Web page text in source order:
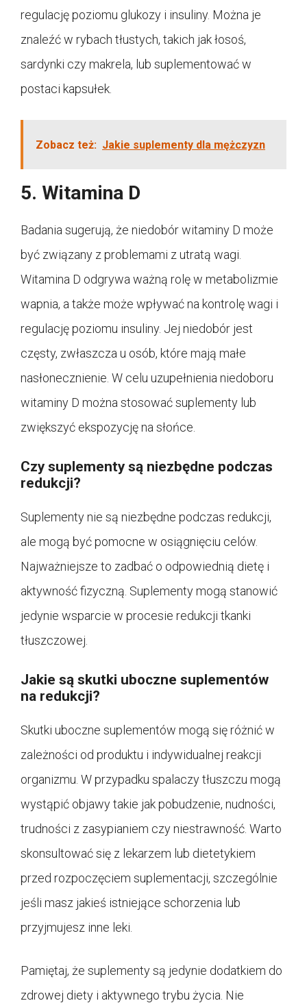
regulację poziomu glukozy i insuliny. Można je
znaleźć w rybach tłustych, takich jak łosoś,
sardynki czy makrela, lub suplementować w
postaci kapsułek.
Zobacz też: Jakie suplementy dla mężczyzn
5. Witamina D
Badania sugerują, że niedobór witaminy D może
być związany z problemami z utratą wagi.
Witamina D odgrywa ważną rolę w metabolizmie
wapnia, a także może wpływać na kontrolę wagi i
regulację poziomu insuliny. Jej niedobór jest
częsty, zwłaszcza u osób, które mają małe
nasłonecznienie. W celu uzupełnienia niedoboru
witaminy D można stosować suplementy lub
zwiększyć ekspozycję na słońce.
Czy suplementy są niezbędne podczas
redukcji?
Suplementy nie są niezbędne podczas redukcji,
ale mogą być pomocne w osiągnięciu celów.
Najważniejsze to zadbać o odpowiednią dietę i
aktywność fizyczną. Suplementy mogą stanowić
jedynie wsparcie w procesie redukcji tkanki
tłuszczowej.
Jakie są skutki uboczne suplementów
na redukcji?
Skutki uboczne suplementów mogą się różnić w
zależności od produktu i indywidualnej reakcji
organizmu. W przypadku spalaczy tłuszczu mogą
wystąpić objawy takie jak pobudzenie, nudności,
trudności z zasypianiem czy niestrawność. Warto
skonsultować się z lekarzem lub dietetykiem
przed rozpoczęciem suplementacji, szczególnie
jeśli masz jakieś istniejące schorzenia lub
przyjmujesz inne leki.
Pamiętaj, że suplementy są jedynie dodatkiem do
zdrowej diety i aktywnego trybu życia. Nie